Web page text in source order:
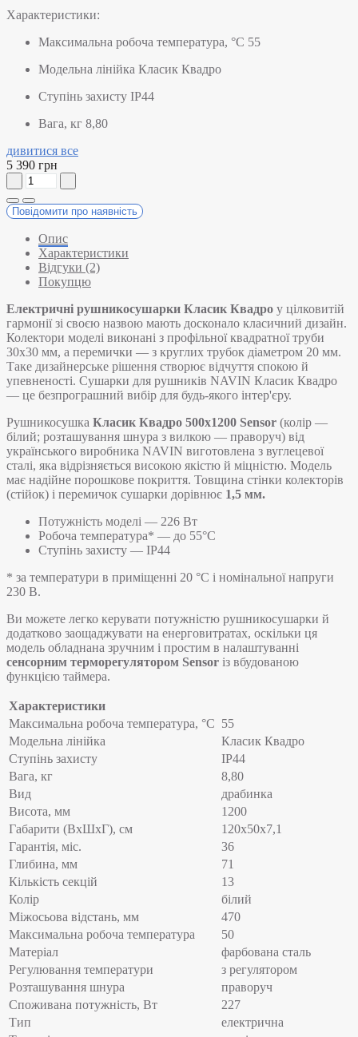
Характеристики:
Максимальна робоча температура, °C 55
Модельна лінійка Класик Квадро
Ступінь захисту IP44
Вага, кг 8,80
дивитися все
5 390 грн
Повідомити про наявність
Опис
Характеристики
Відгуки (2)
Покупцю
Електричні рушникосушарки Класик Квадро у цілковитій
гармонії зі своєю назвою мають досконало класичний дизайн.
Колектори моделі виконані з профільної квадратної труби
30х30 мм, а перемички — з круглих трубок діаметром 20 мм.
Таке дизайнерське рішення створює відчуття спокою й
упевненості. Сушарки для рушників NAVIN Класик Квадро
— це безпрограшний вибір для будь-якого інтер'єру.
Рушникосушка Класик Квадро 500х1200 Sensor (колір —
білий; розташування шнура з вилкою — праворуч) від
українського виробника NAVIN виготовлена з вуглецевої
сталі, яка відрізняється високою якістю й міцністю. Модель
має надійне порошкове покриття. Товщина стінки колекторів
(стійок) і перемичок сушарки дорівнює 1,5 мм.
Потужність моделі — 226 Вт
Робоча температура* — до 55°C
Ступінь захисту — IP44
* за температури в приміщенні 20 °С і номінальної напруги
230 В.
Ви можете легко керувати потужністю рушникосушарки й
додатково заощаджувати на енерговитратах, оскільки ця
модель обладнана зручним і простим в налаштуванні
сенсорним терморегулятором Sensor із вбудованою
функцією таймера.
Характеристики
Максимальна робоча температура, °C 55
Модельна лінійка
Класик Квадро
Ступінь захисту
IP44
Вага, кг
8,80
Вид
драбинка
Висота, мм
1200
Габарити (ВхШхГ), см
120х50х7,1
Гарантія, міс.
36
Глибина, мм
71
Кількість секцій
13
Колір
білий
Міжосьова відстань, мм
470
Максимальна робоча температура
50
Матеріал
фарбована сталь
Регулювання температури
з регулятором
Розташування шнура
праворуч
Споживана потужність, Вт
227
Тип
електрична